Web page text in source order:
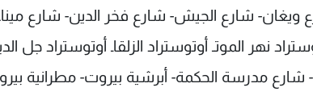
ويغان- شارع الجيش- شارع فخر الدين- شارع
نهر الموتـ أوتوستراد الزلقاـ أوتوستراد
شارع مدرسة الحكمة- أبرشية بيروت- مطرانية